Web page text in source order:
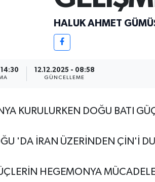
HALUK AHMET
12.12.2025 - 08:58
GÜNCELLEME
KURULURKEN DOĞU BATI
'DA İRAN ÜZERİNDEN ÇİN'İ
HEGEMONYA